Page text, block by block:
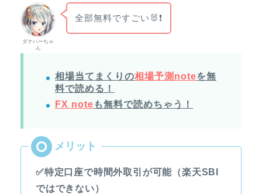
ダナハーちゃ
ん
全部無料ですごい🐰❗
相場当てまくりの相場予測noteを無
料で読める！
FX note も無料で読めちゃう！
✅特定口座で時間外取引が可能（楽天SBI
ではできない）